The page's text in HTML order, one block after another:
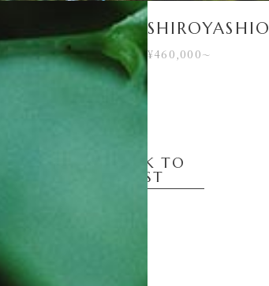
SHIROYASHIO
¥460,000 〜
BACK TO
LIST